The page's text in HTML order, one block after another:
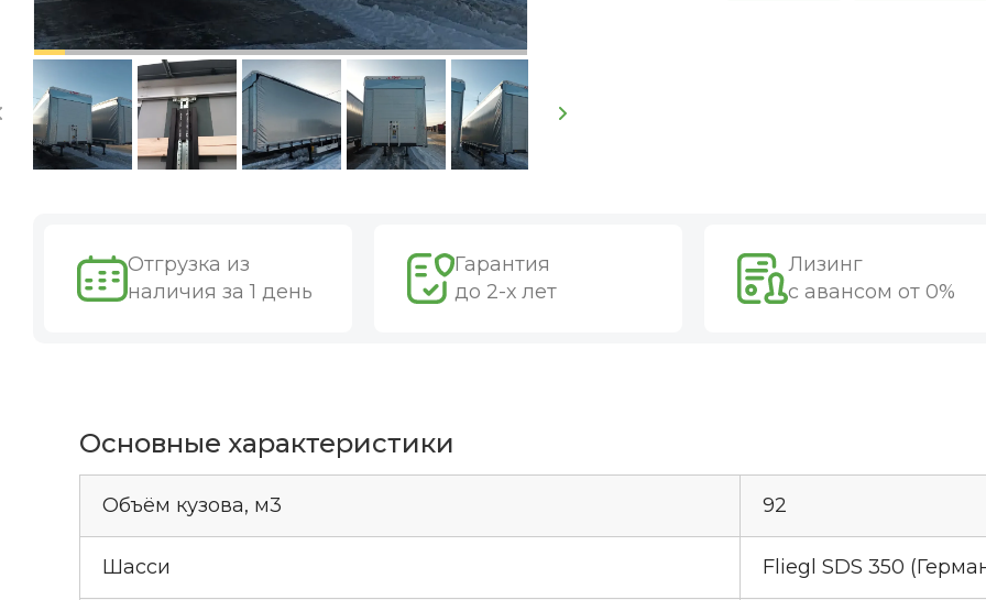
Отгрузка из
наличия за 1 день
Гарантия
до 2-х лет
Лизинг
с авансом от 0%
Основные характеристики
Объём кузова, м3 92
Шасси Fliegl SDS 350